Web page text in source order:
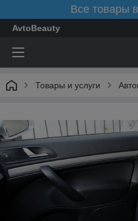
Все товары
AvtoBeauty
Товары и услуги